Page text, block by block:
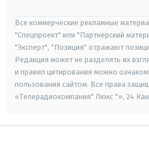
Все коммерческие рекламные
"Спецпроект" или "Партнерский
"Эксперт", "Позиция" отражают
Редакция может не разделять их
и правил цитирования можно
пользования сайтом. Все права
«Телерадиокомпания" Люкс "», 24